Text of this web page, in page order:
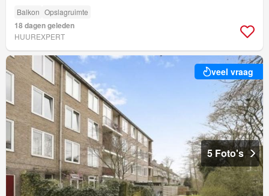
Balkon Opslagruimte
18 dagen geleden
HUUREXPERT
veel vraag
5 Foto's